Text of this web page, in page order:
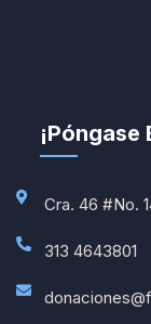
Cra. 46 #No.
313 4643801